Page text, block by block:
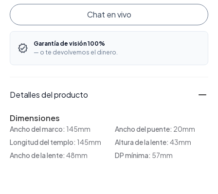
Chat en vivo
Garantía de visión 100%
— o te devolvemos el dinero.
Detalles del producto
Dimensiones
Ancho del marco: 145mm Ancho del puente: 20mm
Longitud del templo: 145mm Altura de la lente: 43mm
Ancho de la lente: 48mm DP mínima: 57mm